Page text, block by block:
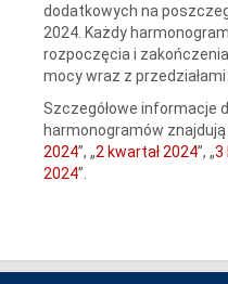
dodatkowych na
2024. Każdy
rozpoczęcia i
mocy wraz z przedziałami
Szczegółowe informacje
harmonogramów znajdują
2024”, „2 kwartał 2024”, „3
2024”.